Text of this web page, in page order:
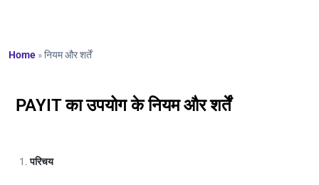
Home »नियम और शर्तें
PAYIT का उपयोग के नियम और शर्तें
परिचय